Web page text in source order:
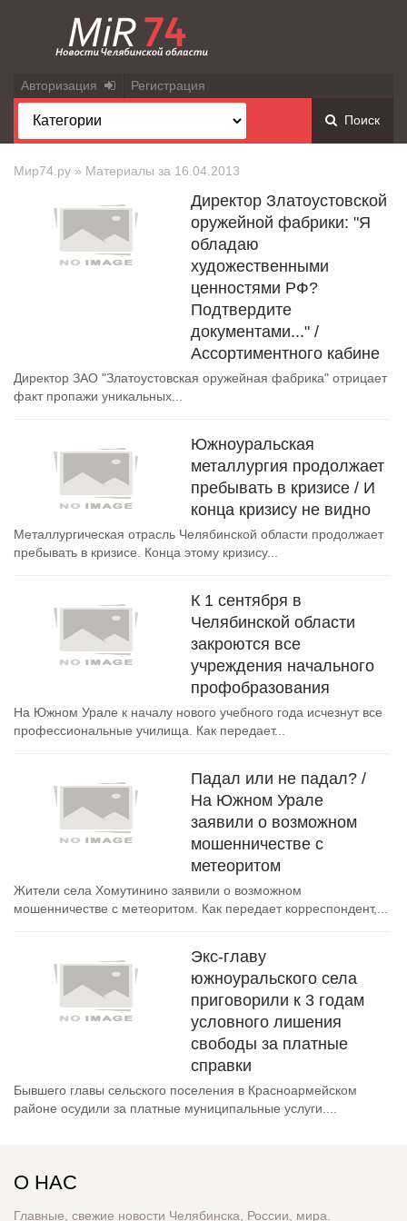
Авторизация Регистрация
Поиск
Мир74.ру » Материалы за 16.04.2013
Директор Златоустовской
оружейной фабрики: "Я
обладаю
художественными
ценностями РФ?
Подтвердите
документами..." /
Ассортиментного кабине
Директор ЗАО "Златоустовская оружейная фабрика" отрицает
факт пропажи уникальных...
Южноуральская
металлургия продолжает
пребывать в кризисе / И
конца кризису не видно
Металлургическая отрасль Челябинской области продолжает
пребывать в кризисе. Конца этому кризису...
К 1 сентября в
Челябинской области
закроются все
учреждения начального
профобразования
На Южном Урале к началу нового учебного года исчезнут все
профессиональные училища. Как передает...
Падал или не падал? /
На Южном Урале
заявили о возможном
мошенничестве с
метеоритом
Жители села Хомутинино заявили о возможном
мошенничестве с метеоритом. Как передает корреспондент,...
Экс-главу
южноуральского села
приговорили к 3 годам
условного лишения
свободы за платные
справки
Бывшего главы сельского поселения в Красноармейском
районе осудили за платные муниципальные услуги....
О НАС
Главные, свежие новости Челябинска, России, мира.